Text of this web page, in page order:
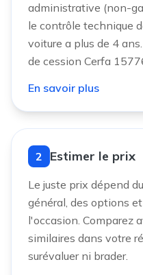
administrative (non-
le contrôle technique
voiture a plus de 4
de cession Cerfa
En savoir plus
2 Estimer le prix
Le juste prix dépend
général, des options
l'occasion. Comparez
similaires dans votre
surévaluer ni brader.